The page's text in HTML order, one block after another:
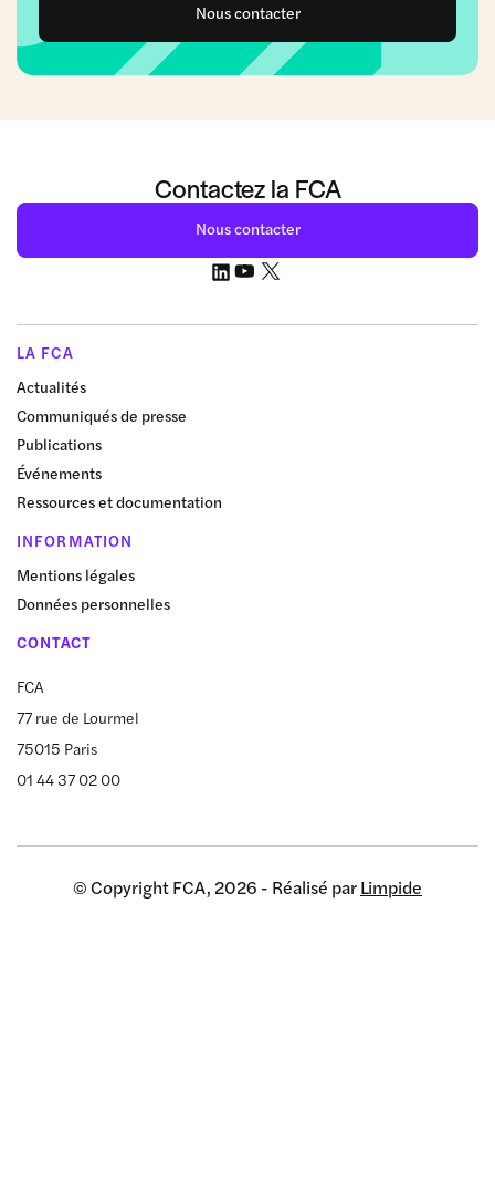
Nous contacter
Contactez la FCA
Nous contacter
LA FCA
Actualités
Communiqués de presse
Publications
Événements
Ressources et documentation
INFORMATION
Mentions légales
Données personnelles
CONTACT
FCA
77 rue de Lourmel
75015 Paris
01 44 37 02 00
© Copyright FCA, 2026 - Réalisé parLimpide